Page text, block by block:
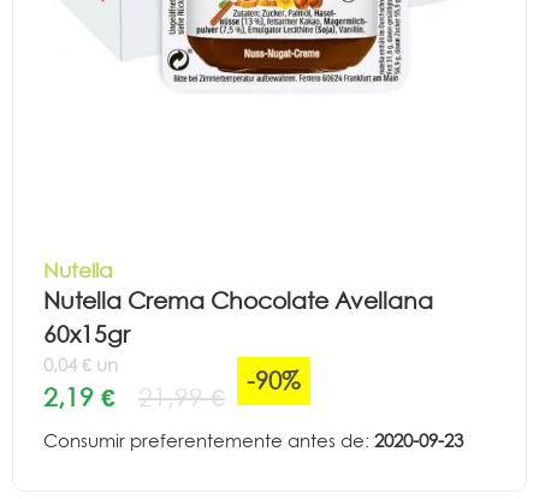
Nutella
Nutella Crema Chocolate Avellana
60x15gr
0,04 € un
2,19 € 21,99 €
-90%
Consumir preferentemente antes de: 2020-09-23